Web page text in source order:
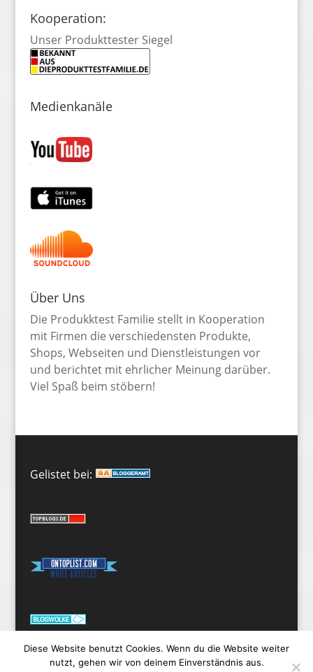
Kooperation:
Unser Produkttester Siegel
Medienkanäle
Über Uns
Die Produkktest Familie stellt in Kooperation
mit Firmen die verschiedensten Produkte,
Shops, Webseiten und Dienstleistungen vor
und berichtet mit ehrlicher Meinung darüber.
Viel Spaß beim stöbern!
Gelistet bei:
Diese Website benutzt Cookies. Wenn du die Website weiter
nutzt, gehen wir von deinem Einverständnis aus.